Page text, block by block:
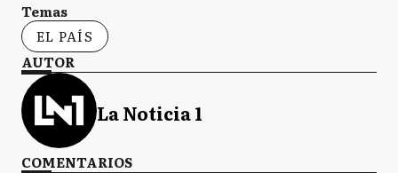
Temas
EL PAÍS
AUTOR
La Noticia 1
COMENTARIOS